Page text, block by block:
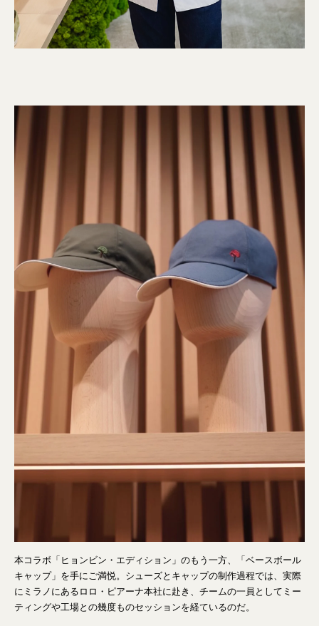
本コラボ「ヒョンビン・エディション」のもう一方、「ベースボール
キャップ」を手にご満悦。シューズとキャップの制作過程では、実際
にミラノにあるロロ・ピアーナ本社に赴き、チームの一員としてミー
ティングや工場との幾度ものセッションを経ているのだ。